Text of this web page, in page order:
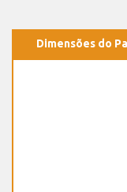
Dimensões do